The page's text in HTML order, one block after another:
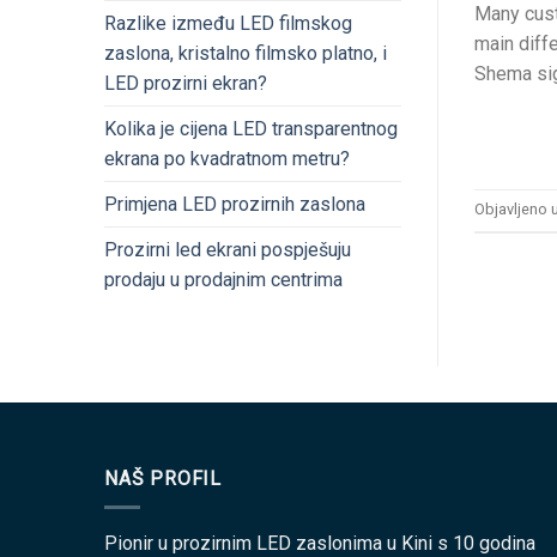
Razlike između LED filmskog
zaslona, kristalno filmsko platno, i
LED prozirni ekran?
Kolika je cijena LED transparentnog
ekrana po kvadratnom metru?
Primjena LED prozirnih zaslona
Prozirni led ekrani pospješuju
prodaju u prodajnim centrima
Many
main
Shema
Objavljeno u
NAŠ PROFIL
Pionir u prozirnim LED zaslonima u Kini s 10 godina